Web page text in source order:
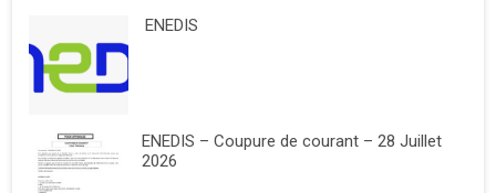
ENEDIS
ENEDIS – Coupure de courant – 28 Juillet
2026